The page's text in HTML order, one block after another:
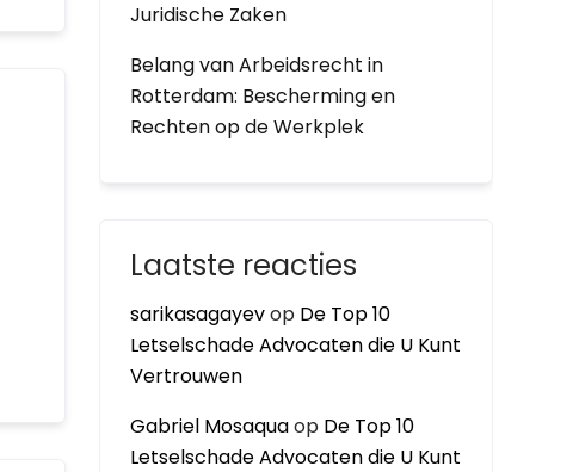
Juridische Zaken
Belang van Arbeidsrecht in
Rotterdam: Bescherming en
Rechten op de Werkplek
Laatste reacties
sarikasagayevop De Top 10
Letselschade Advocaten die U Kunt
Vertrouwen
Gabriel Mosaquaop De Top 10
Letselschade Advocaten die U Kunt